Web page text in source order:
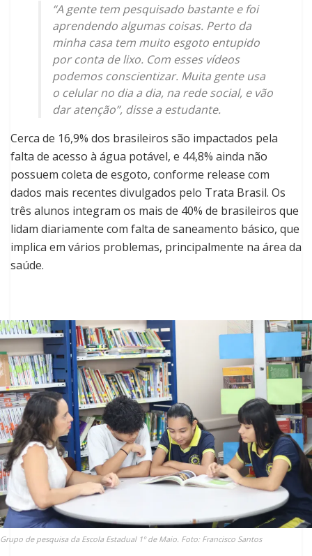
“A gente tem pesquisado bastante e foi
aprendendo algumas coisas. Perto da
minha casa tem muito esgoto entupido
por conta de lixo. Com esses vídeos
podemos conscientizar. Muita gente usa
o celular no dia a dia, na rede social, e vão
dar atenção”, disse a estudante.
Cerca de 16,9% dos brasileiros são impactados pela
falta de acesso à água potável, e 44,8% ainda não
possuem coleta de esgoto, conforme release com
dados mais recentes divulgados pelo Trata Brasil. Os
três alunos integram os mais de 40% de brasileiros que
lidam diariamente com falta de saneamento básico, que
implica em vários problemas, principalmente na área da
saúde.
Grupo de pesquisa da Escola Estadual 1º de Maio. Foto: Francisco Santos